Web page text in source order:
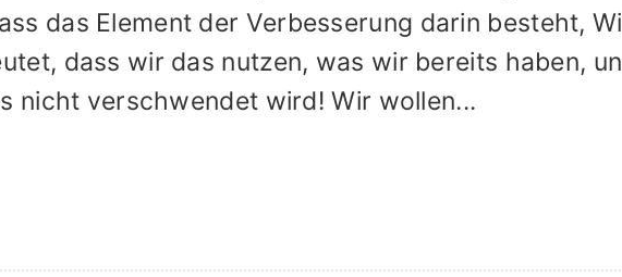
das Element der Verbesserung darin besteht,
dass wir das nutzen, was wir bereits haben,
nicht verschwendet wird! Wir wollen...